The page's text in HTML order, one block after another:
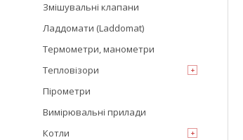
Змішувальні клапани
Ладдомати (Laddomat)
Термометри, манометри
Тепловізори
Пірометри
Вимірювальні прилади
Котли